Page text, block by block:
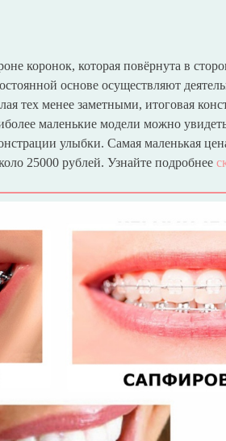
коронок, которая повёрнута в
основе осуществляют
тех менее заметными, итоговая
маленькие модели можно
улыбки. Самая маленькая
25000 рублей. Узнайте подробнее